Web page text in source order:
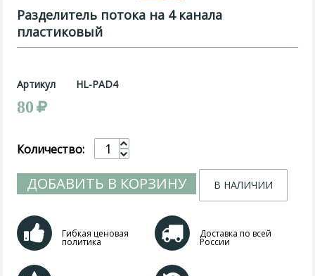
Разделитель потока на 4 канала
пластиковый
Артикул HL-PAD4
80
Количество:
ДОБАВИТЬ В КОРЗИНУ В НАЛИЧИИ
Гибкая ценовая
политика
Доставка по всей
России